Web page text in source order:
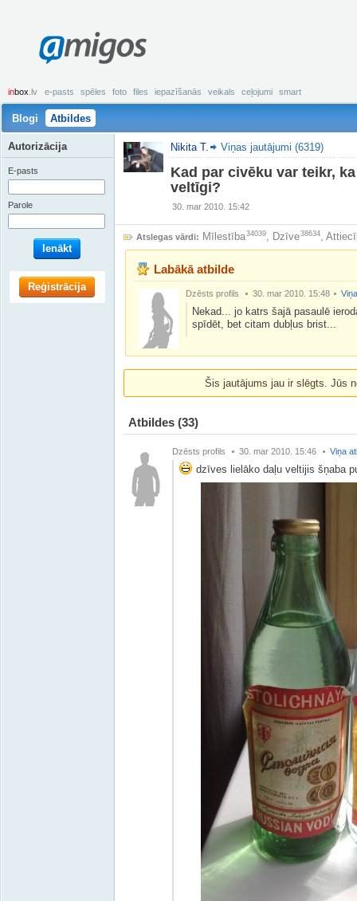
amigos
inbox .lv e-pasts spēles foto files iepazīšanās veikals ceļojumi smart
Blogi Atbildes
Nikita T. Viņas jautājumi (6319)
Kad par civēku var teikr,
veltīgi?
30. mar 2010. 15:42
Atslegas vārdi: Mīlestība34039, Dzīve38634,
Labākā atbilde
Dzēsts profils 30. mar 2010. 15:48
Nekad... jo katrs šajā pasaulē
spīdēt, bet citam dubļus brist...
Šis jautājums jau ir slēgts. Jūs
Atbildes (33)
Dzēsts profils 30. mar 2010. 15:46 Viņa
dzīves lielāko daļu veltijis šņaba
Autorizācija
E-pasts
Parole
Ienākt
Reģistrācija